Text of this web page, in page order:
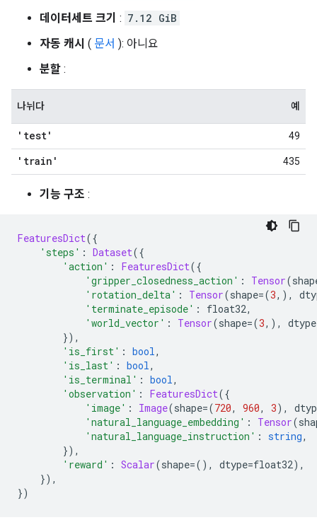
데이터세트 크기 : 7.12 GiB
자동 캐시 ( 문서 ): 아니요
분할 :
나뉘다 예
'test' 49
'train' 435
기능 구조 :
FeaturesDict({
'steps' : Dataset({
'action' : FeaturesDict({
'gripper_closedness_action' : Tensor(
'rotation_delta' : Tensor(shape=(3,),
'terminate_episode' : float32,
'world_vector' : Tensor(shape=(3,), dtype
}),
'is_first' : bool,
'is_last' : bool,
'is_terminal' : bool,
'observation' : FeaturesDict({
'image' : Image(shape=(720, 960, 3),
'natural_language_embedding' : Tensor(
'natural_language_instruction' : string,
}),
'reward' : Scalar(shape=(), dtype=float32),
}),
})